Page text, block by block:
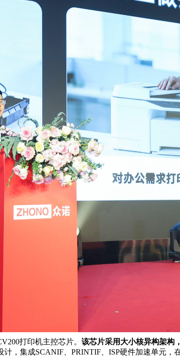
打印机主控芯片。 该芯片采用大小核异构架构
，集成SCANIF、PRINTIF、ISP硬件加速单元，